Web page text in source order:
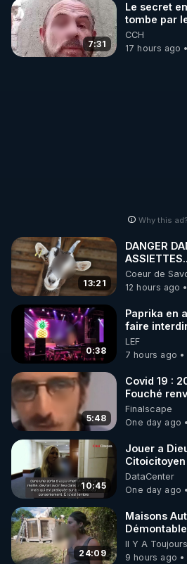
🌱 LA BOUTIQUE DU
Pour obtenir les anciens
🌱 INSTAGRAM
https://www.instagram.com/
http://rgnr.li/instagram
🌱 LA NEWSLETTER
Pour ne pas rater l’actualité
http://rgnr.li/news
🌱 VIDÉOS NON CENSURÉES
Toutes les vidéos Youtube
http://rgnr.li/odysee
🌱 LES STAGES EN
http://rgnr.li/stages
7:31
Le secret
tombe par
Cousteau le
CCH
17 hours ago
Why this ad?
13:21
DANGER
Coeur de
12 hours ago
0:38
Paprika en
faire
Elle décide
DJ !
LEF
7 hours ago
5:48
Covid 19 :
Fouché
de CNews !
Finalscape
One day ago
10:45
Jouer a
Citoicitoyen
DataCenter
One day ago
24:09
Maisons
Visite éco
Bretagne
Il Y A
9 hours ago